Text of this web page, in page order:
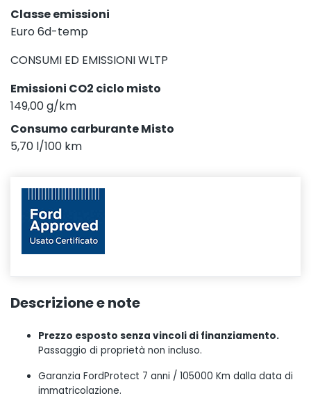
Classe emissioni
Euro 6d-temp
CONSUMI ED EMISSIONI WLTP
Emissioni CO2 ciclo misto
149,00 g/km
Consumo carburante Misto
5,70 l/100 km
Descrizione e note
Prezzo esposto senza vincoli di finanziamento.
Passaggio di proprietà non incluso.
Garanzia FordProtect 7 anni / 105000 Km dalla data di
immatricolazione.